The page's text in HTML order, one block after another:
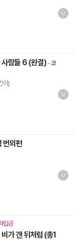
람들 6 (완결) -코
이)
번외편
립금
가 갠 뒤처럼 (총1